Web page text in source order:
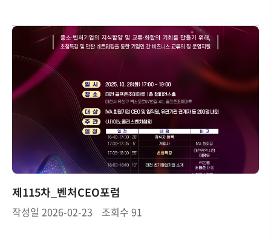
제115차_벤처CEO포럼
작성일 2026-02-23 조회수 91